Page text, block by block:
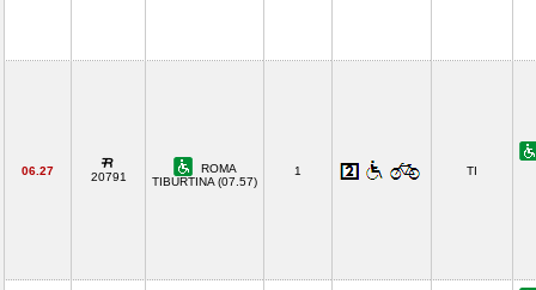
06.27 20791
ROMA
TIBURTINA (07.57)
1 TI